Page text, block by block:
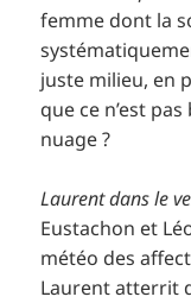
femme dont la
juste milieu, en
que ce n’est
nuage ?
Laurent dans le
Eustachon et
météo des
Laurent atterrit